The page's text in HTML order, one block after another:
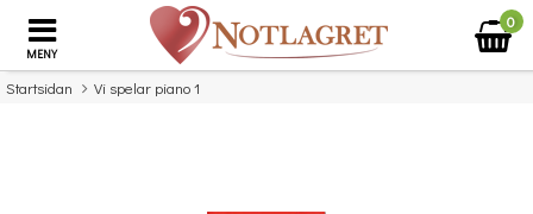
MENY
0
Startsidan Vi spelar piano 1